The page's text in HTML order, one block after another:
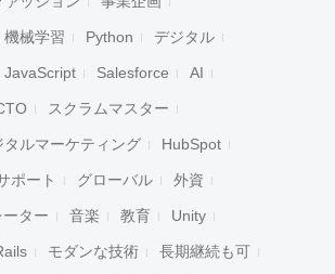
機械学習 Python デジタル
JavaScript Salesforce AI
スクラムマスター
タルマーケティング HubSpot
ポート グローバル 外資
ター 音楽 教育 Unity
モダンな技術 長期継続も可